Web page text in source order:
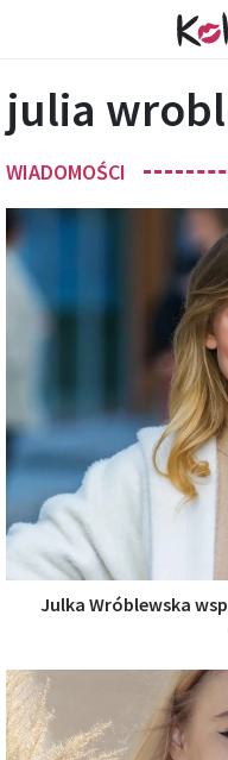
julia
WIADOMOŚCI
Julka Wróblewska